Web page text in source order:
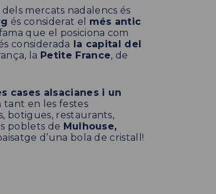
dels mercats nadalencs és
és considerat el més antic
que el posiciona com
considerada la capital del
la Petite France, de
cases alsacianes i un
tant en les festes
botigues, restaurants,
poblets de Mulhouse,
d’una bola de cristall!